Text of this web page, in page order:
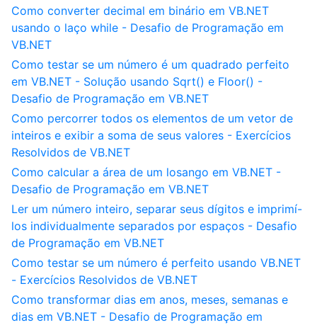
Como converter decimal em binário em VB.NET
usando o laço while - Desafio de Programação em
VB.NET
Como testar se um número é um quadrado perfeito
em VB.NET - Solução usando Sqrt() e Floor() -
Desafio de Programação em VB.NET
Como percorrer todos os elementos de um vetor de
inteiros e exibir a soma de seus valores - Exercícios
Resolvidos de VB.NET
Como calcular a área de um losango em VB.NET -
Desafio de Programação em VB.NET
Ler um número inteiro, separar seus dígitos e imprimí-
los individualmente separados por espaços - Desafio
de Programação em VB.NET
Como testar se um número é perfeito usando VB.NET
- Exercícios Resolvidos de VB.NET
Como transformar dias em anos, meses, semanas e
dias em VB.NET - Desafio de Programação em